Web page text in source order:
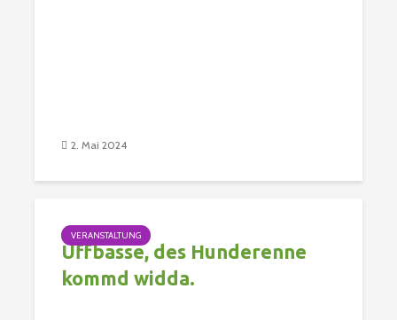
2. Mai 2024
VERANSTALTUNG
Uffbasse, des Hunderenne
kommd widda.